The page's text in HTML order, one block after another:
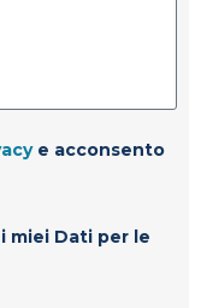
e acconsento
miei Dati per le